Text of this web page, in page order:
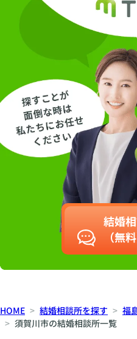
結婚
（無料
HOME 結婚相談所を探す
福
須賀川市の結婚相談所一覧